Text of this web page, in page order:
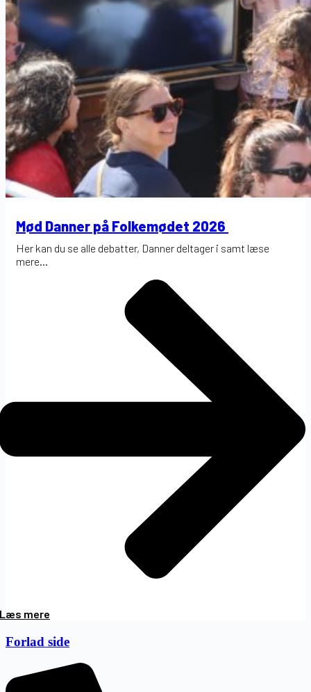
Mød Danner på Folkemødet 2026
Her kan du se alle debatter, Danner deltager i samt læse
mere...
Læs mere
Forlad side